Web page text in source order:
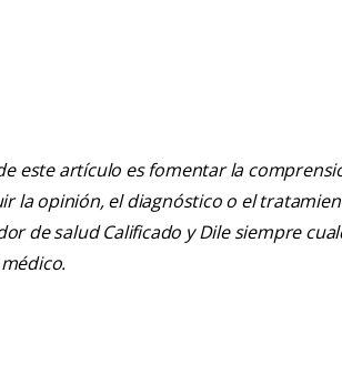
este artículo es fomentar la
la opinión, el diagnóstico o el
de salud Calificado y Dile siempre